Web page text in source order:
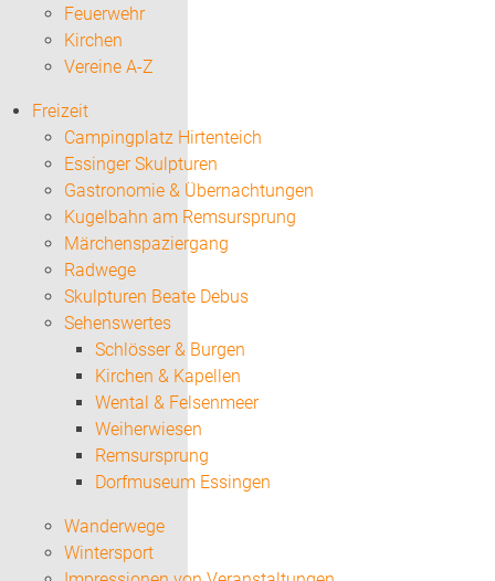
Feuerwehr
Kirchen
Vereine A-Z
Freizeit
Campingplatz Hirtenteich
Essinger Skulpturen
Gastronomie & Übernachtungen
Kugelbahn am Remsursprung
Märchenspaziergang
Radwege
Skulpturen Beate Debus
Sehenswertes
Schlösser & Burgen
Kirchen & Kapellen
Wental & Felsenmeer
Weiherwiesen
Remsursprung
Dorfmuseum Essingen
Wanderwege
Wintersport